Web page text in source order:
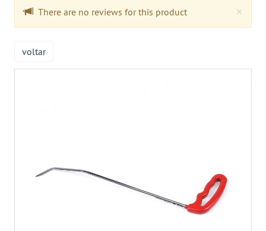
×
There are no reviews for this product
voltar